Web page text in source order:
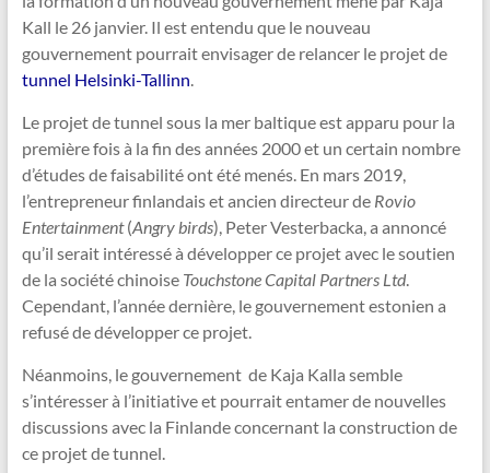
Kall le 26 janvier. Il est entendu que le nouveau
gouvernement pourrait envisager de relancer le projet de
tunnel Helsinki-Tallinn
Le projet de tunnel sous la mer baltique est apparu pour la
première fois à la fin des années 2000 et un certain nombre
d’études de faisabilité ont été menés. En mars 2019,
l’entrepreneur finlandais et ancien directeur de Rovio
Entertainment(Angry birds), Peter Vesterbacka, a annoncé
qu’il serait intéressé à développer ce projet avec le soutien
de la société chinoise Touchstone Capital Partners Ltd.
Cependant, l’année dernière, le gouvernement estonien a
refusé de développer ce projet.
Néanmoins, le gouvernement de Kaja Kalla semble
s’intéresser à l’initiative et pourrait entamer de nouvelles
discussions avec la Finlande concernant la construction de
ce projet de tunnel.